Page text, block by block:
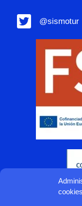
cookies
@sismotur